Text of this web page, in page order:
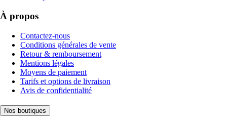
À propos
Contactez-nous
Conditions générales de vente
Retour & remboursement
Mentions légales
Moyens de paiement
Tarifs et options de livraison
Avis de confidentialité
Nos boutiques